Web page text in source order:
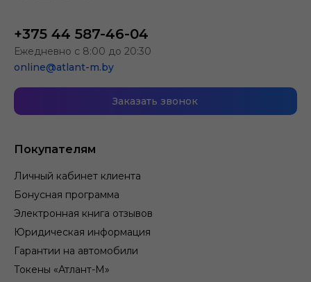
Покупателям
Личный кабинет клиента
Бонусная программа
Электронная книга отзывов
Юридическая информация
Гарантии на автомобили
Токены «Атлант-М»
+375 44 587-46-04
Ежедневно с 8:00 до 20:30
online@atlant-m.by
Заказать звонок